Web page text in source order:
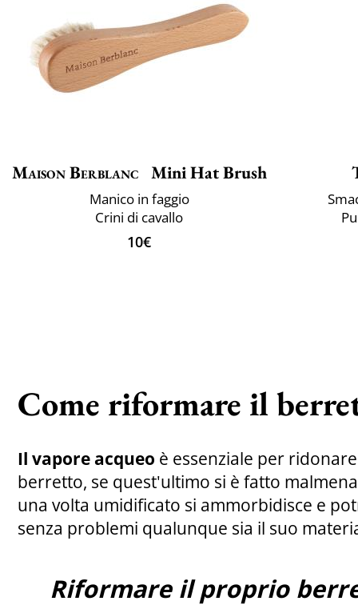
Maison Berblanc Mini Hat Brush
Manico in faggio
Crini di cavallo
10€
Come riformare il
Il vapore acqueo è essenziale per
berretto, se quest'ultimo si è fatto
una volta umidificato si ammorbidisce e
senza problemi qualunque sia il suo
Riformare il proprio